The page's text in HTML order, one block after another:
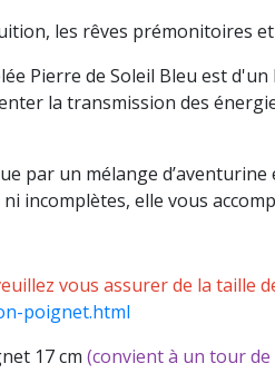
les rêves prémonitoires
Pierre de Soleil Bleu est
la transmission des
par un mélange
incomplètes, elle vous
vous assurer de la taille
poignet.html
17 cm (convient à un tour de